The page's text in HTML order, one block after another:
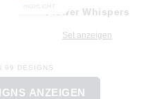
Flower Whispers
Set anzeigen
99 DESIGNS
ANZEIGEN